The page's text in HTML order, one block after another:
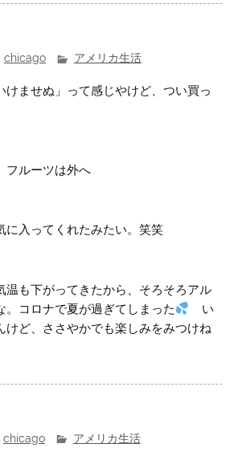
chicago アメリカ生活
けませぬ」って感じやけど、つい買っ
フルーツは外へ
に入ってくれたみたい。笑笑
温も下がってきたから、そろそろアル
。コロナで夏が過ぎてしまった
い
けど、ささやかでも楽しみをみつけね
chicago アメリカ生活